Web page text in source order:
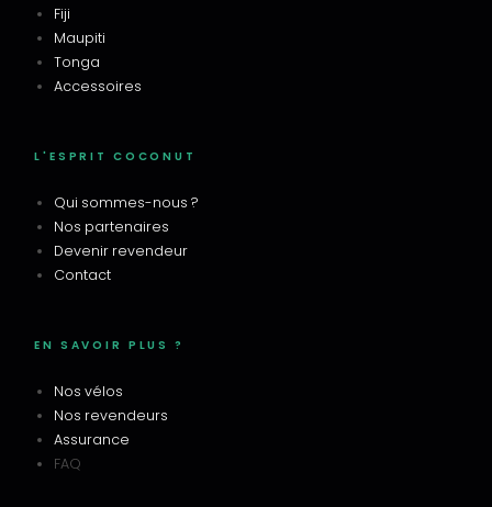
Fiji
Maupiti
Tonga
Accessoires
L'ESPRIT COCONUT
Qui sommes-nous ?
Nos partenaires
Devenir revendeur
Contact
EN SAVOIR PLUS ?
Nos vélos
Nos revendeurs
Assurance
FAQ